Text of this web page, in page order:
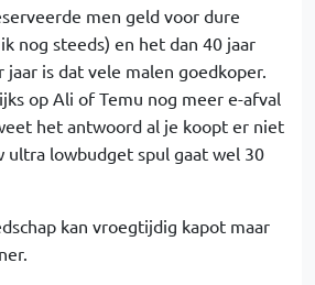
men geld voor dure
nog steeds) en het dan 40 jaar
jaar is dat vele malen goedkoper.
op Ali of Temu nog meer e-afval
het antwoord al je koopt er niet
ultra lowbudget spul gaat wel 30
kan vroegtijdig kapot maar